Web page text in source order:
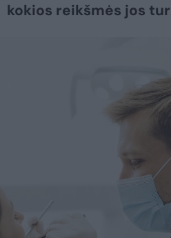
kokios reikšmės jos